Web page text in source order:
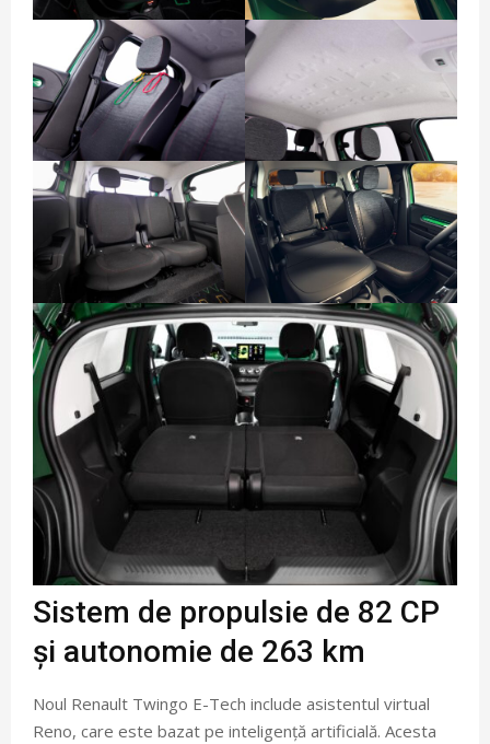
Sistem de propulsie de 82 CP
și autonomie de 263 km
Noul Renault Twingo E-Tech include asistentul virtual
Reno, care este bazat pe inteligență artificială. Acesta